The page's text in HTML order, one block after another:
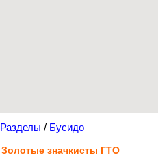
Разделы / Бусидо
Золотые значкисты ГТО